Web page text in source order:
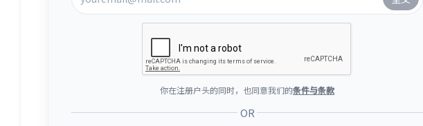
你在注册户头的同时，也同意我们的条件与条款
OR